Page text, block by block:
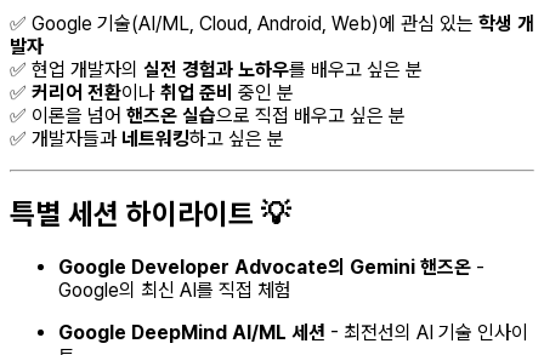
✅ Google 기술(AI/ML, Cloud, Android, Web)에 관심 있는 학생 개
발자
✅ 현업 개발자의 실전 경험과 노하우를 배우고 싶은 분
✅ 커리어 전환이나 취업 준비 중인 분
✅ 이론을 넘어 핸즈온 실습으로 직접 배우고 싶은 분
✅ 개발자들과 네트워킹하고 싶은 분
특별 세션 하이라이트 💡
Google Developer Advocate의 Gemini 핸즈온 -
Google의 최신 AI를 직접 체험
Google DeepMind AI/ML 세션 - 최전선의 AI 기술 인사이